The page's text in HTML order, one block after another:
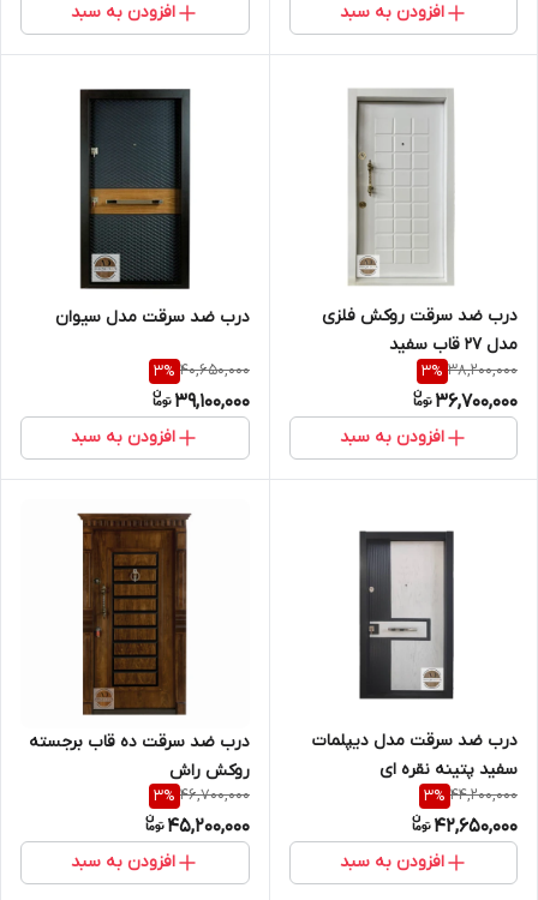
افزودن به سبد افزودن به سبد
درب ضد سرقت روکش فلزی
مدل 27 قاب سفید
38,200,000
3%
36,700,000
افزودن به سبد
درب ضد سرقت مدل سیوان
40,650,000
3%
39,100,000
افزودن به سبد
درب ضد سرقت مدل دیپلمات
سفید پتینه نقره ای
44,200,000
3%
42,650,000
افزودن به سبد
درب ضد سرقت ده قاب برجسته
روکش راش
46,700,000
3%
45,200,000
افزودن به سبد